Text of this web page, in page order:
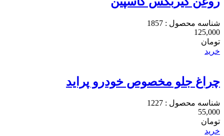
شناسه محصول : 1857
125,000
تومان
خرید
چراغ جلو مخصوص خودرو پراید
شناسه محصول : 1227
55,000
تومان
خرید